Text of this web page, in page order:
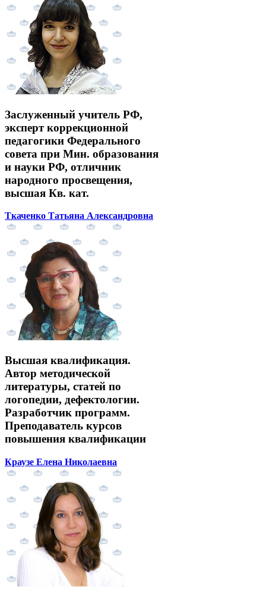
Заслуженный учитель РФ,
эксперт коррекционной
педагогики Федерального
совета при Мин. образования
и науки РФ, отличник
народного просвещения,
высшая Кв. кат.
Ткаченко Татьяна Александровна
Высшая квалификация.
Автор методической
литературы, статей по
логопедии, дефектологии.
Разработчик программ.
Преподаватель курсов
повышения квалификации
Краузе Елена Николаевна